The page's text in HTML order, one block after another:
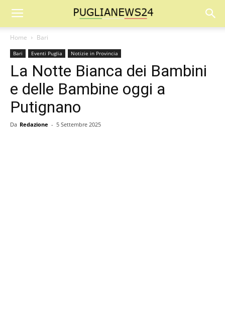
Home Bari
Bari Eventi Puglia Notizie in Provincia
La Notte Bianca dei Bambini
e delle Bambine oggi a
Putignano
Da Redazione - 5 Settembre 2025